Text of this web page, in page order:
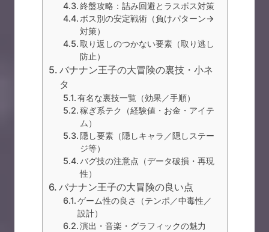
終盤攻略：詰み回避とラスボス対策
ボス別の安定戦術（負けパターン→
対策）
取り返しのつかない要素（取り逃し
防止）
バナナン王子の大冒険の裏技・小ネ
タ
有名な裏技一覧（効果／手順）
稼ぎ系テク（経験値・お金・アイテ
ム）
隠し要素（隠しキャラ／隠しステー
ジ等）
バグ技の注意点（データ破損・再現
性）
バナナン王子の大冒険の良い点
ゲーム性の良さ（テンポ／中毒性／
設計）
演出・音楽・グラフィックの魅力